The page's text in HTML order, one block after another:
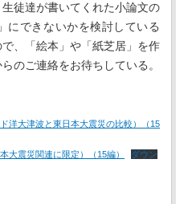
徒達が書いてくれた小論文の
にできないかを検討している
、「絵本」や「紙芝居」を作
のご連絡をお待ちしている。
大津波と東日本大震災の比較）（15
震災関連に限定）（15編）
ダウン